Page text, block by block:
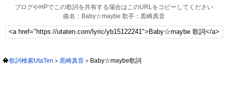
ブログやHPでこの歌詞を共有する場合はこのURLをコピーしてください
曲名：Baby☆maybe 歌手：黒崎真音
歌詞検索UtaTen 黒崎真音 Baby☆maybe歌詞